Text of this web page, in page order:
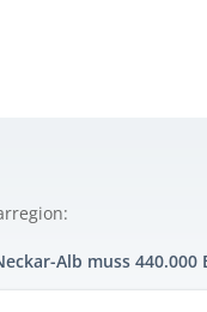
Alb muss 440.000